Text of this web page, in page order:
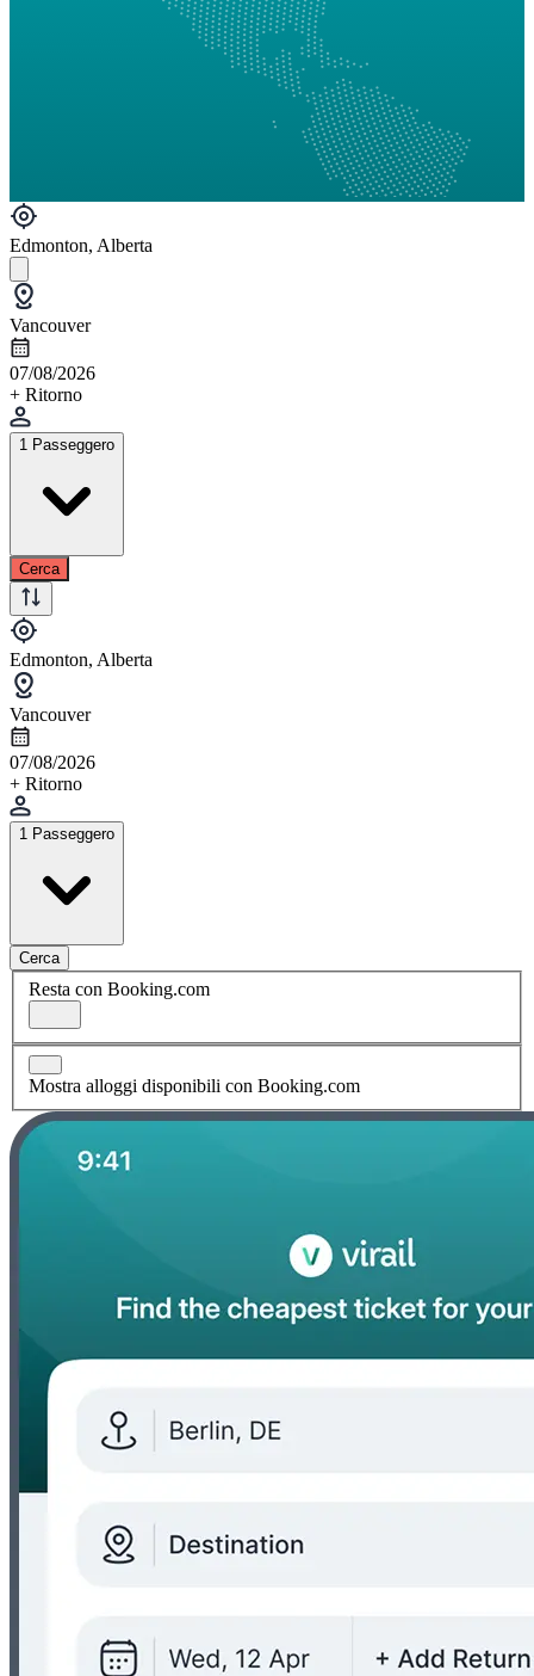
Edmonton, Alberta
Vancouver
07/08/2026
+ Ritorno
1 Passeggero
Cerca
Edmonton, Alberta
Vancouver
07/08/2026
+ Ritorno
1 Passeggero
Cerca
Resta con Booking.com
Mostra alloggi disponibili con Booking.com